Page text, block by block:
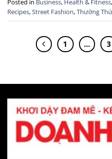
Posted in Business, Health & Fitness,
Recipes,Street Fashion,Thường
1 … 3